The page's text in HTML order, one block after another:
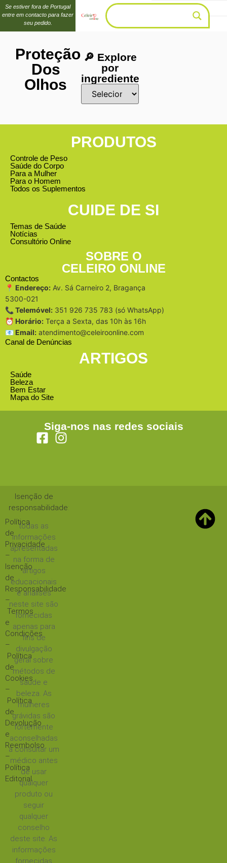
Se estiver fora de Portugal
entre em contacto para fazer
seu pedido.
Proteção
Dos
Olhos
🔎 Explore
por
ingrediente
PRODUTOS
Controle de Peso
Saúde do Corpo
Para a Mulher
Para o Homem
Todos os Suplementos
CUIDE DE SI
Temas de Saúde
Notícias
Consultório Online
SOBRE O
CELEIRO ONLINE
Contactos
📍 Endereço: Av. Sá Carneiro 2, Bragança
5300-021
📞 Telemóvel: 351 926 735 783 (só WhatsApp)
⏰ Horário: Terça a Sexta, das 10h às 16h
📧 Email: atendimento@celeiroonline.com
Canal de Denúncias
ARTIGOS
Saúde
Beleza
Bem Estar
Mapa do Site
Siga-nos nas redes sociais
Política
de
Privacidade
–
Isenção
de
Responsabilidade
–
Termos
e
Condições
–
Política
de
Cookies
–
Política
de
Devolução
e
Reembolso
–
Política
Editorial
Isenção de
responsabilidade:
todas as
informações
apresentadas
na forma de
artigos
educacionais
e análises
neste site são
fornecidas
apenas para
fins de
divulgação
geral sobre
métodos de
saúde e
beleza. As
mulheres
grávidas são
fortemente
aconselhadas
a consultar um
médico antes
de usar
qualquer
produto ou
seguir
qualquer
conselho
deste site. As
informações
fornecidas